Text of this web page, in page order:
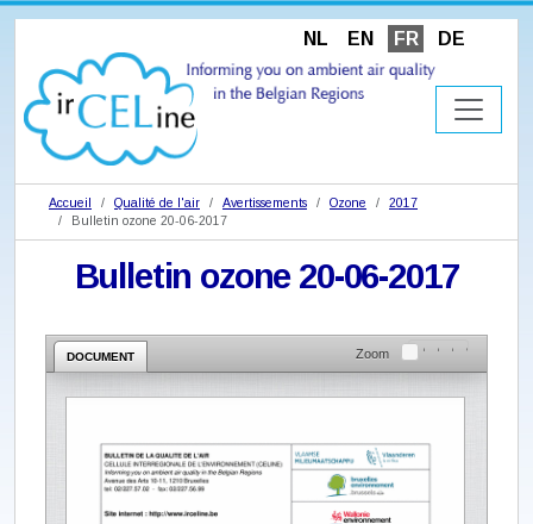
NL EN FR DE
Accueil Qualité de l'air Avertissements Ozone
2017
Bulletin ozone 20-06-2017
Bulletin ozone 20-06-2017
DOCUMENT Zoom